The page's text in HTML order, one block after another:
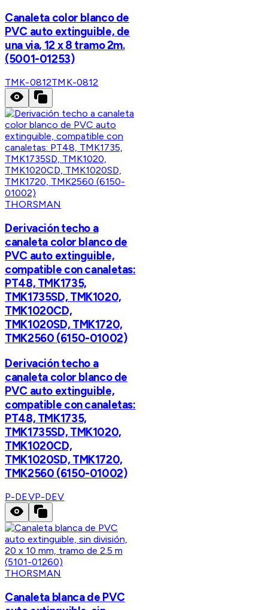
Canaleta color blanco de
PVC auto extinguible, de
una via, 12 x 8 tramo 2m.
(5001-01253)
TMK-0812TMK-0812
THORSMAN
Derivación techo a
canaleta color blanco de
PVC auto extinguible,
compatible con canaletas:
PT48, TMK1735,
TMK1735SD, TMK1020,
TMK1020CD,
TMK1020SD, TMK1720,
TMK2560 (6150-01002)
Derivación techo a
canaleta color blanco de
PVC auto extinguible,
compatible con canaletas:
PT48, TMK1735,
TMK1735SD, TMK1020,
TMK1020CD,
TMK1020SD, TMK1720,
TMK2560 (6150-01002)
P-DEVP-DEV
THORSMAN
Canaleta blanca de PVC